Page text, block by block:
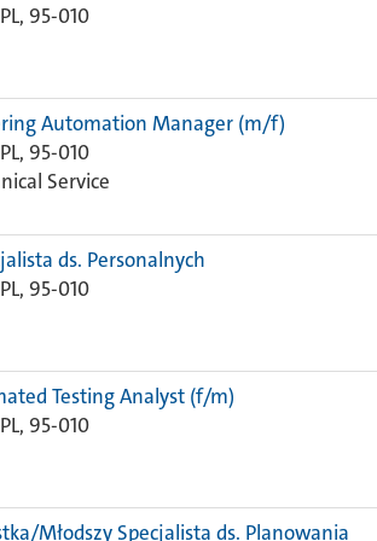
95-010
Automation Manager (m/f)
95-010
Service
ds. Personalnych
95-010
Testing Analyst (f/m)
95-010
Młodszy Specjalista ds. Planowania